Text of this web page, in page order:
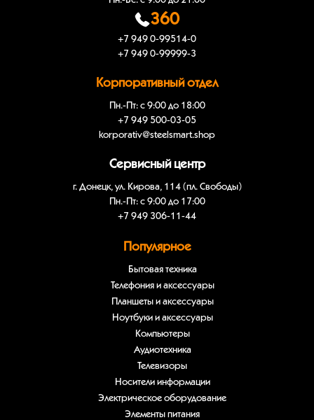
360
+7 949 0-99514-0
+7 949 0-99999-3
Корпоративный отдел
Пн.-Пт: с 9:00 до 18:00
+7 949 500-03-05
korporativ@steelsmart.shop
Сервисный центр
г. Донецк, ул. Кирова, 114 (пл. Свободы)
Пн.-Пт: с 9:00 до 17:00
+7 949 306-11-44
Популярное
Бытовая техника
Телефония и аксессуары
Планшеты и аксессуары
Ноутбуки и аксессуары
Компьютеры
Аудиотехника
Телевизоры
Носители информации
Электрическое оборудование
Элементы питания